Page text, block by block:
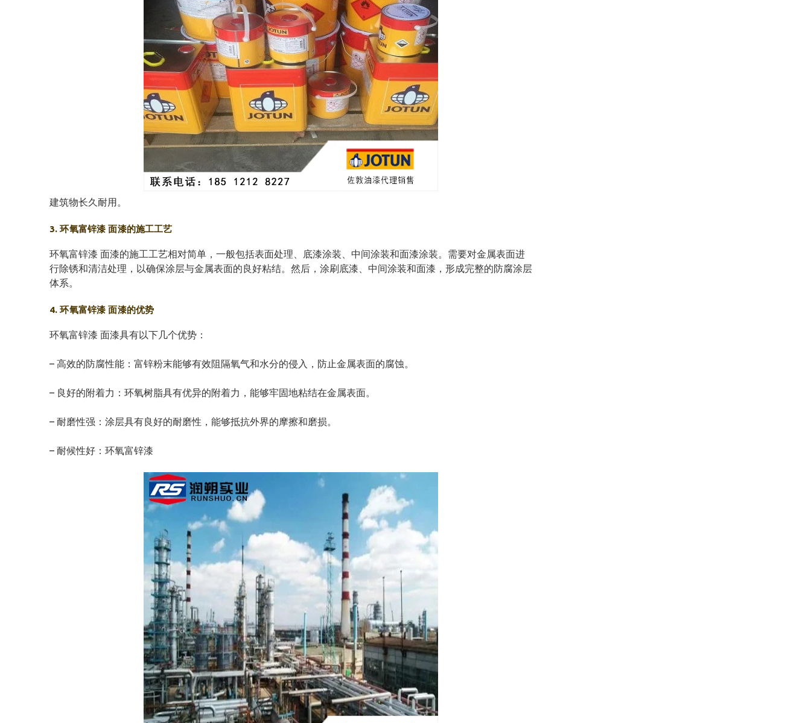
建筑物长久耐用。
3. 环氧富锌漆 面漆的施工工艺
环氧富锌漆 面漆的施工工艺相对简单，一般包括表面处理、底漆涂装、中间涂装和面漆涂装。需要对金属表面进
行除锈和清洁处理，以确保涂层与金属表面的良好粘结。然后，涂刷底漆、中间涂装和面漆，形成完整的防腐涂层
体系。
4. 环氧富锌漆 面漆的优势
环氧富锌漆 面漆具有以下几个优势：
– 高效的防腐性能：富锌粉末能够有效阻隔氧气和水分的侵入，防止金属表面的腐蚀。
– 良好的附着力：环氧树脂具有优异的附着力，能够牢固地粘结在金属表面。
– 耐磨性强：涂层具有良好的耐磨性，能够抵抗外界的摩擦和磨损。
– 耐候性好：环氧富锌漆